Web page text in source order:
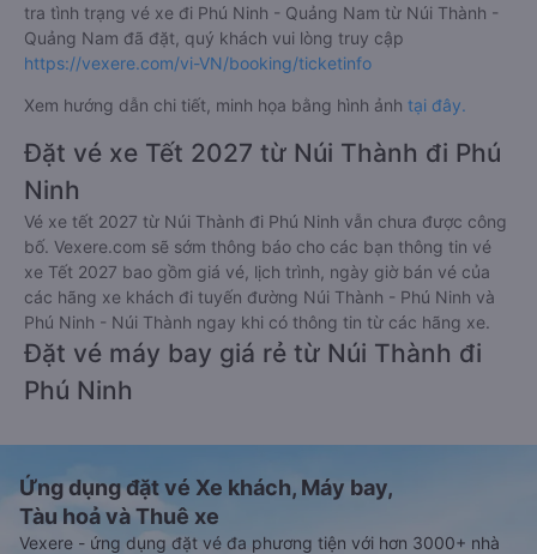
tra tình trạng vé xe đi Phú Ninh - Quảng Nam từ Núi Thành -
Quảng Nam đã đặt, quý khách vui lòng truy cập
https://vexere.com/vi-VN/booking/ticketinfo
Xem hướng dẫn chi tiết, minh họa bằng hình ảnh tại đây.
Đặt vé xe Tết 2027 từ Núi Thành đi Phú
Ninh
Vé xe tết 2027 từ Núi Thành đi Phú Ninh vẫn chưa được công
bố. Vexere.com sẽ sớm thông báo cho các bạn thông tin vé
xe Tết 2027 bao gồm giá vé, lịch trình, ngày giờ bán vé của
các hãng xe khách đi tuyến đường Núi Thành - Phú Ninh và
Phú Ninh - Núi Thành ngay khi có thông tin từ các hãng xe.
Đặt vé máy bay giá rẻ từ Núi Thành đi
Phú Ninh
Ứng dụng đặt vé Xe khách, Máy bay,
Tàu hoả và Thuê xe
Vexere - ứng dụng đặt vé đa phương tiện với hơn 3000+ nhà